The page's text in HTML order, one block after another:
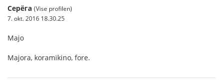
Серёга (Vise profilen)
7. okt. 2016 18.30.25
Majo
Majora, koramikino, fore.